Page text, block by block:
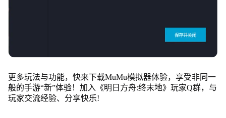
更多玩法与功能，快来下载MuMu模拟器体验，享受非同一
般的手游“新”体验！加入《明日方舟:终末地》玩家Q群，与
玩家交流经验、分享快乐!